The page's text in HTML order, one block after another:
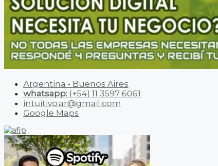
Argentina - Buenos Aires
whatsapp: (+54) 11 3597 6061
intuitivo.ar@gmail.com
Google Maps